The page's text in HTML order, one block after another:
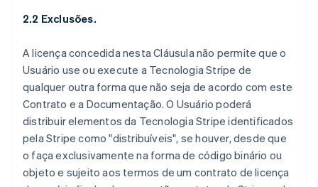
2.2 Exclusões.
A licença concedida nesta Cláusula não permite que o
Usuário use ou execute a Tecnologia Stripe de
qualquer outra forma que não seja de acordo com este
Contrato e a Documentação. O Usuário poderá
distribuir elementos da Tecnologia Stripe identificados
pela Stripe como "distribuíveis", se houver, desde que
o faça exclusivamente na forma de código binário ou
objeto e sujeito aos termos de um contrato de licença